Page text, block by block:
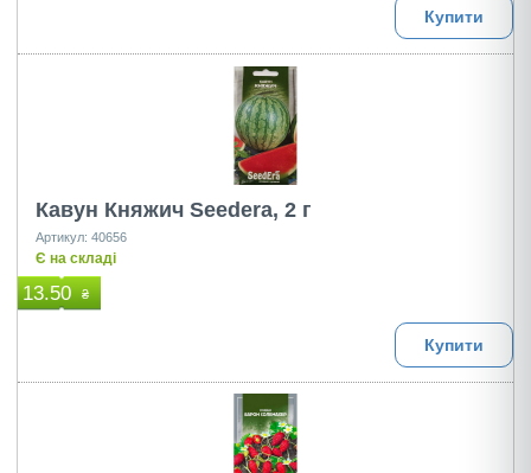
Купити
Кавун Княжич Seedera, 2 г
Артикул: 40656
Є на складі
13.50 ₴
Купити